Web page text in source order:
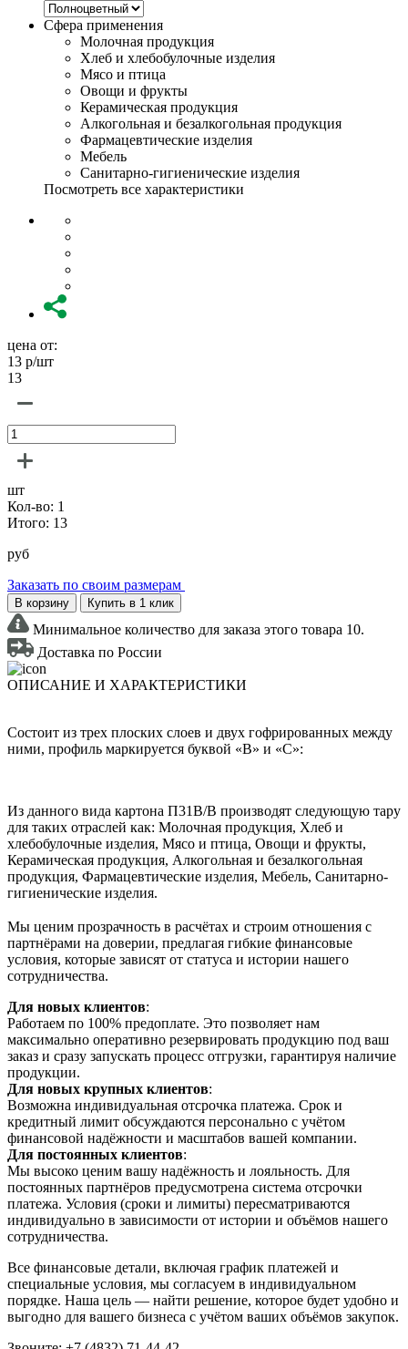
Сфера применения
Молочная продукция
Хлеб и хлебобулочные изделия
Мясо и птица
Овощи и фрукты
Керамическая продукция
Алкогольная и безалкогольная продукция
Фармацевтические изделия
Мебель
Санитарно-гигиенические изделия
Посмотреть все характеристики
цена от:
13 р/шт
13
шт
Кол-во: 1
Итого: 13
руб
Заказать по своим размерам
В корзину Купить в 1 клик
Минимальное количество для заказа этого товара 10.
Доставка по России
ОПИСАНИЕ И ХАРАКТЕРИСТИКИ
Состоит из трех плоских слоев и двух гофрированных между
ними, профиль маркируется буквой «В» и «С»:
Из данного вида картона П31В/B производят следующую тару
для таких отраслей как: Молочная продукция, Хлеб и
хлебобулочные изделия, Мясо и птица, Овощи и фрукты,
Керамическая продукция, Алкогольная и безалкогольная
продукция, Фармацевтические изделия, Мебель, Санитарно-
гигиенические изделия.
Мы ценим прозрачность в расчётах и строим отношения с
партнёрами на доверии, предлагая гибкие финансовые
условия, которые зависят от статуса и истории нашего
сотрудничества.
Для новых клиентов:
Работаем по 100% предоплате. Это позволяет нам
максимально оперативно резервировать продукцию под ваш
заказ и сразу запускать процесс отгрузки, гарантируя наличие
продукции.
Для новых крупных клиентов:
Возможна индивидуальная отсрочка платежа. Срок и
кредитный лимит обсуждаются персонально с учётом
финансовой надёжности и масштабов вашей компании.
Для постоянных клиентов:
Мы высоко ценим вашу надёжность и лояльность. Для
постоянных партнёров предусмотрена система отсрочки
платежа. Условия (сроки и лимиты) пересматриваются
индивидуально в зависимости от истории и объёмов нашего
сотрудничества.
Все финансовые детали, включая график платежей и
специальные условия, мы согласуем в индивидуальном
порядке. Наша цель — найти решение, которое будет удобно и
выгодно для вашего бизнеса с учётом ваших объёмов закупок.